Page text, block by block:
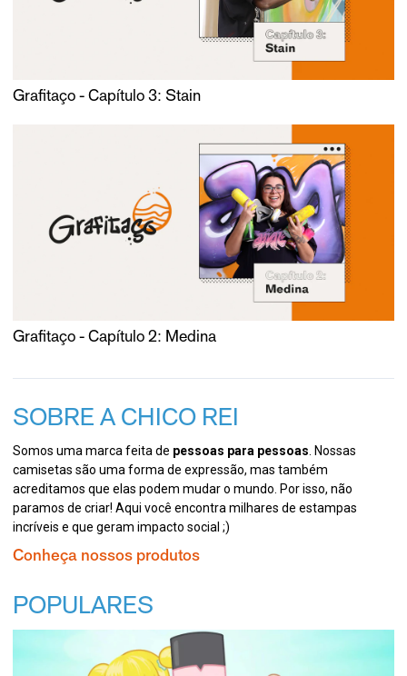
Grafitaço - Capítulo 3: Stain
Grafitaço - Capítulo 2: Medina
SOBRE A CHICO REI
Somos uma marca feita de pessoas para pessoas . Nossas
camisetas são uma forma de expressão, mas também
acreditamos que elas podem mudar o mundo. Por isso, não
paramos de criar! Aqui você encontra milhares de estampas
incríveis e que geram impacto social ;)
Conheça nossos produtos
POPULARES